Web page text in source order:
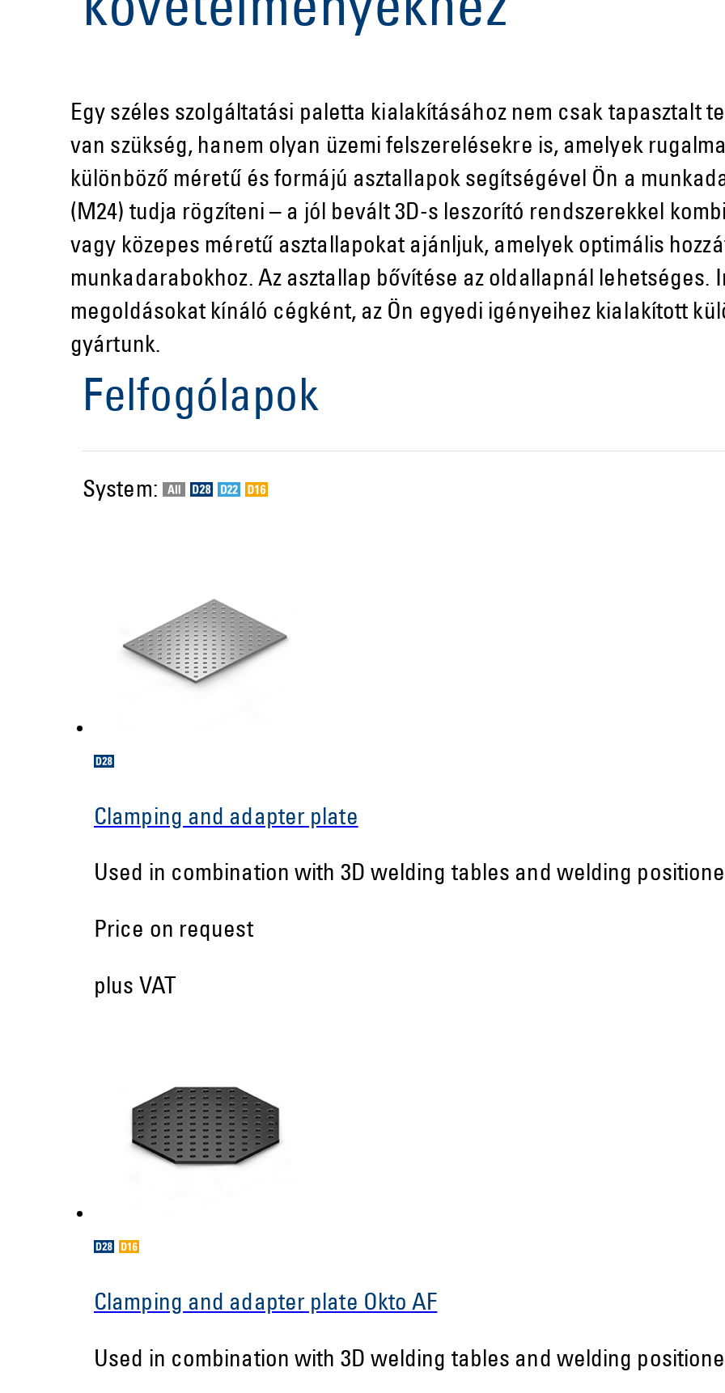
követelményekhez
Egy széles szolgáltatási paletta kialakításához nem csak tapasztalt
van szükség, hanem olyan üzemi felszerelésekre is, amelyek
különböző méretű és formájú asztallapok segítségével Ön a
(M24) tudja rögzíteni – a jól bevált 3D-s leszorító rendszerekkel
vagy közepes méretű asztallapokat ajánljuk, amelyek optimális
munkadarabokhoz. Az asztallap bővítése az oldallapnál lehetséges.
megoldásokat kínáló cégként, az Ön egyedi igényeihez kialakított
gyártunk.
Felfogólapok
System:
Clamping and adapter plate
Used in combination with 3D welding tables and welding
Price on request
plus VAT
Clamping and adapter plate Okto AF
Used in combination with 3D welding tables and welding